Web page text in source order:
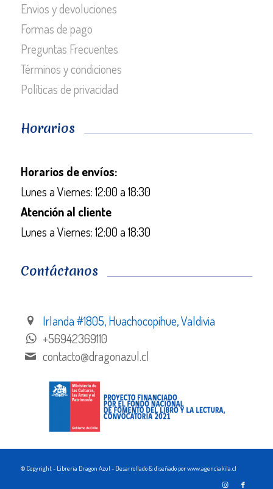
Envios y devoluciones
Formas de pago
Preguntas Frecuentes
Términos y condiciones
Políticas de privacidad
Horarios
Horarios de envíos:
Lunes a Viernes: 12:00 a 18:30
Atención al cliente
Lunes a Viernes: 12:00 a 18:30
Contáctanos
Irlanda #1805, Huachocopihue, Valdivia
+56942369110
contacto@dragonazul.cl
© Copyright - Libreria Dragon Azul - Desarrollado & diseñado por www.agenciakila.cl